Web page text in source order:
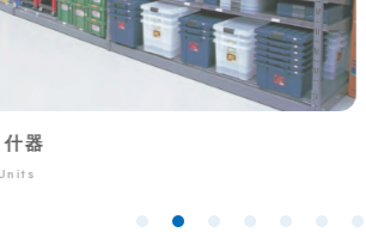
02
1 2 3 4 5 6 7